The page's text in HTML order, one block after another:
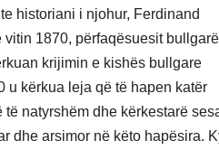
historiani i njohur, Ferdinand
1870, përfaqësuesit bullgarë
krijimin e kishës bullgare
u kërkua leja që të hapen katër
natyrshëm dhe kërkestarë
dhe arsimor në këto hapësira.